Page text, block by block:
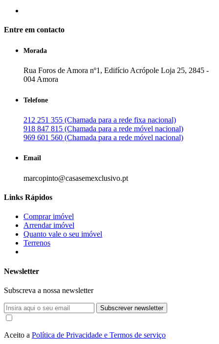
Entre em contacto
Morada
Rua Foros de Amora nº1, Edifício Acrópole Loja 25, 2845 -
004 Amora
Telefone
212 251 355 (Chamada para a rede fixa nacional)
918 847 815 (Chamada para a rede móvel nacional)
969 601 560 (Chamada para a rede móvel nacional)
Email
marcopinto@casasemexclusivo.pt
Links Rápidos
Comprar imóvel
Arrendar imóvel
Quanto vale o seu imóvel
Terrenos
Newsletter
Subscreva a nossa newsletter
Subscrever newsletter
Aceito a Política de Privacidade e Termos de serviço